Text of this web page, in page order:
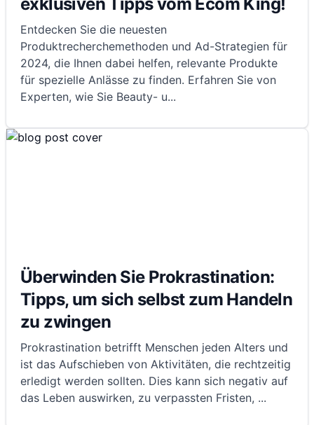
Entdecken Sie die neuesten
Produktrecherchemethoden und Ad-Strategien für
2024, die Ihnen dabei helfen, relevante Produkte
für spezielle Anlässe zu finden. Erfahren Sie von
Experten, wie Sie Beauty- u...
Überwinden Sie Prokrastination:
Tipps, um sich selbst zum Handeln
zu zwingen
Prokrastination betrifft Menschen jeden Alters und
ist das Aufschieben von Aktivitäten, die rechtzeitig
erledigt werden sollten. Dies kann sich negativ auf
das Leben auswirken, zu verpassten Fristen, ...